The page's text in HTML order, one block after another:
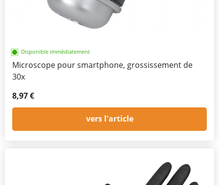
Disponible immédiatement
Microscope pour smartphone, grossissement de
30x
8,97 €
vers l'article